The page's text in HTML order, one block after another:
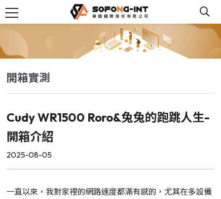
開箱實測
Cudy WR1500 Roro&兔兔的跑跳人生-
開箱介紹
2025-08-05
一直以來，我對家裡的網路速度都滿有感的，尤其在多設備